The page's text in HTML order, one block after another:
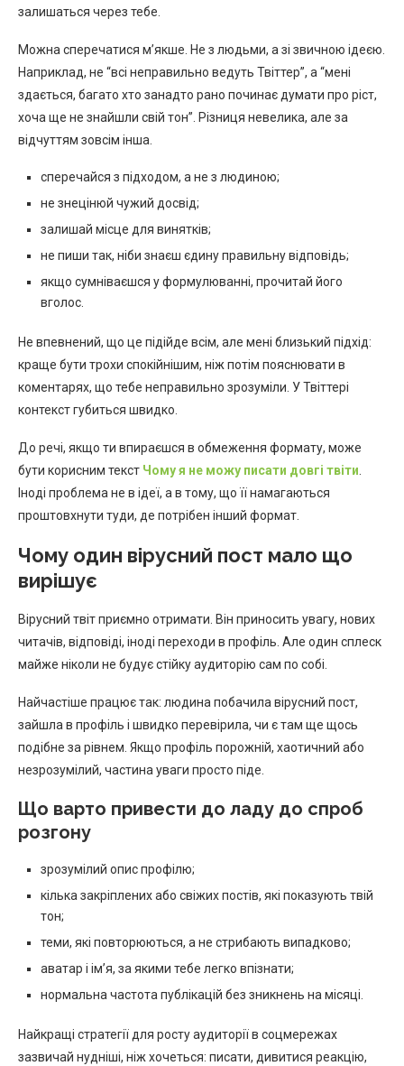
залишаться через тебе.
Можна сперечатися м’якше. Не з людьми, а зі звичною ідеєю.
Наприклад, не “всі неправильно ведуть Твіттер”, а “мені
здається, багато хто занадто рано починає думати про ріст,
хоча ще не знайшли свій тон”. Різниця невелика, але за
відчуттям зовсім інша.
сперечайся з підходом, а не з людиною;
не знецінюй чужий досвід;
залишай місце для винятків;
не пиши так, ніби знаєш єдину правильну відповідь;
якщо сумніваєшся у формулюванні, прочитай його
вголос.
Не впевнений, що це підійде всім, але мені близький підхід:
краще бути трохи спокійнішим, ніж потім пояснювати в
коментарях, що тебе неправильно зрозуміли. У Твіттері
контекст губиться швидко.
До речі, якщо ти впираєшся в обмеження формату, може
бути корисним текст Чому я не можу писати довгі твіти
Іноді проблема не в ідеї, а в тому, що її намагаються
проштовхнути туди, де потрібен інший формат.
Чому один вірусний пост мало що
вирішує
Вірусний твіт приємно отримати. Він приносить увагу, нових
читачів, відповіді, іноді переходи в профіль. Але один сплеск
майже ніколи не будує стійку аудиторію сам по собі.
Найчастіше працює так: людина побачила вірусний пост,
зайшла в профіль і швидко перевірила, чи є там ще щось
подібне за рівнем. Якщо профіль порожній, хаотичний або
незрозумілий, частина уваги просто піде.
Що варто привести до ладу до спроб
розгону
зрозумілий опис профілю;
кілька закріплених або свіжих постів, які показують твій
тон;
теми, які повторюються, а не стрибають випадково;
аватар і ім’я, за якими тебе легко впізнати;
нормальна частота публікацій без зникнень на місяці.
Найкращі стратегії для росту аудиторії в соцмережах
зазвичай нудніші, ніж хочеться: писати, дивитися реакцію,